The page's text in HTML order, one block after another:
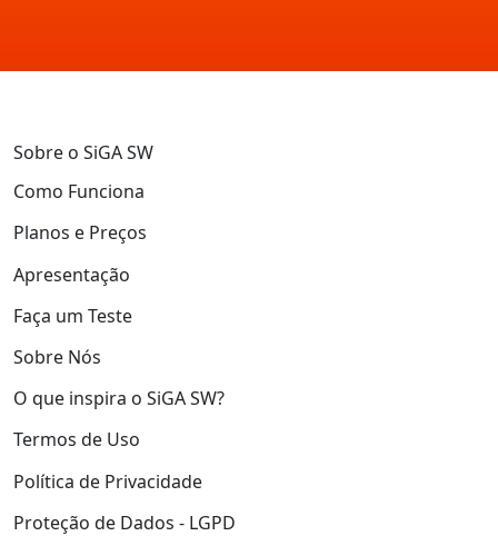
Sobre o SiGA SW
Como Funciona
Planos e Preços
Apresentação
Faça um Teste
Sobre Nós
O que inspira o SiGA SW?
Termos de Uso
Política de Privacidade
Proteção de Dados - LGPD